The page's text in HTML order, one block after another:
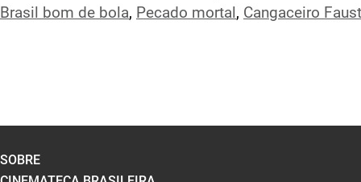
Brasil bom de bola, Pecado mortal , Cangaceiro
SOBRE